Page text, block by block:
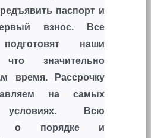
паспорт и
взнос. Все
наши
что значительно
время. Рассрочку
на самых
Всю
о порядке и